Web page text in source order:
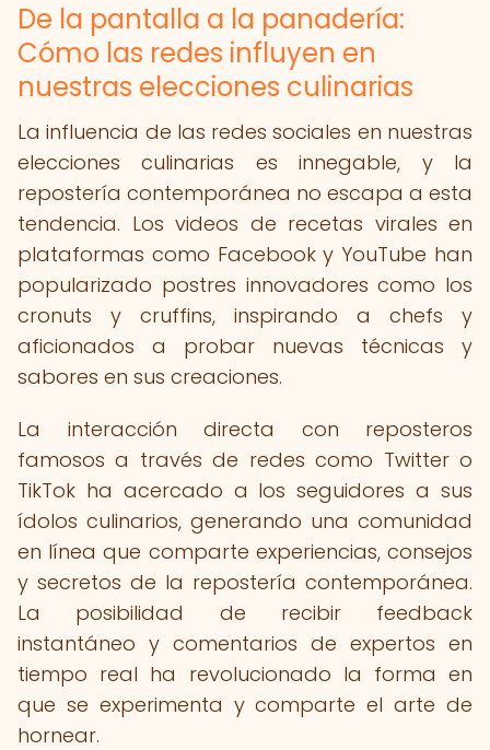
De la pantalla a la panadería:
Cómo las redes influyen en
nuestras elecciones culinarias
La influencia de las redes sociales en nuestras
elecciones culinarias es innegable, y la
repostería contemporánea no escapa a esta
tendencia. Los videos de recetas virales en
plataformas como Facebook y YouTube han
popularizado postres innovadores como los
cronuts y cruffins, inspirando a chefs y
aficionados a probar nuevas técnicas y
sabores en sus creaciones.
La interacción directa con reposteros
famosos a través de redes como Twitter o
TikTok ha acercado a los seguidores a sus
ídolos culinarios, generando una comunidad
en línea que comparte experiencias, consejos
y secretos de la repostería contemporánea.
La posibilidad de recibir feedback
instantáneo y comentarios de expertos en
tiempo real ha revolucionado la forma en
que se experimenta y comparte el arte de
hornear.